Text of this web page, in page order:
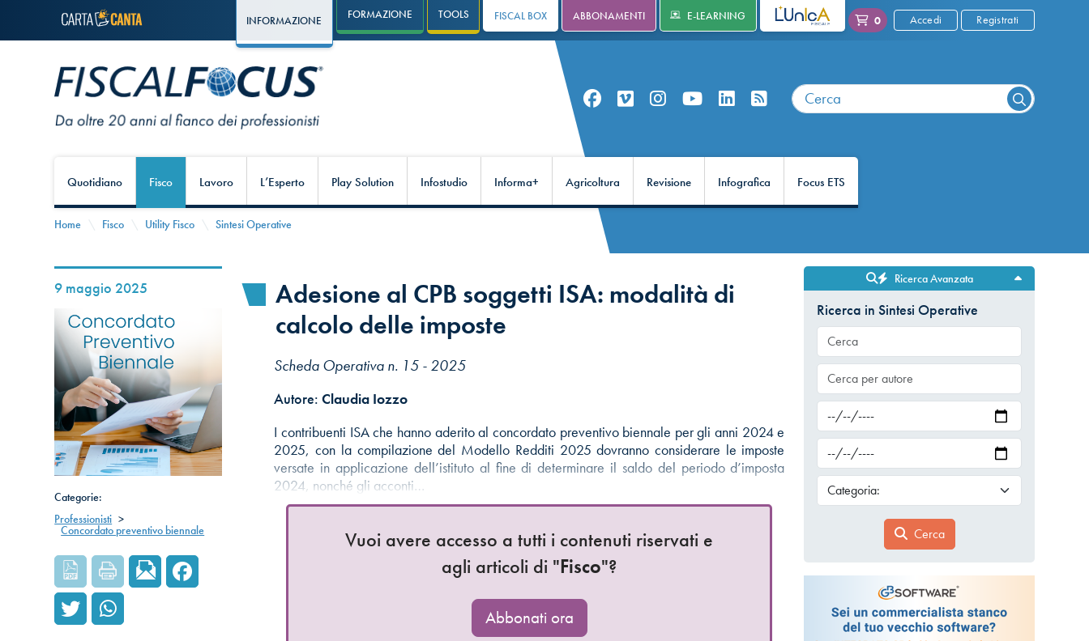
INFORMAZIONE FORMAZIONE TOOLS FISCAL BOX ABBONAMENTI E-LEARNING L'UNICA 0 Accedi Registrati
Quotidiano Fisco Lavoro L’Esperto Play Solution Infostudio Informa+ Agricoltura Revisione Infografica Focus ETS
Home Fisco Utility Fisco Sintesi Operative
9 maggio 2025
Categorie:
Professionisti >
Concordato preventivo biennale
Adesione al CPB soggetti ISA: modalità di
calcolo delle imposte
Scheda Operativa n. 15 - 2025
Autore:Claudia Iozzo
I contribuenti ISA che hanno aderito al concordato preventivo biennale per gli anni 2024 e
2025, con la compilazione del Modello Redditi 2025 dovranno considerare le imposte
versate in applicazione dell’istituto al fine di determinare il saldo del periodo d’imposta
2024, nonché gli acconti…
Vuoi avere accesso a tutti i contenuti riservati e
agli articoli di "Fisco"?
Abbonati ora
Ricerca Avanzata
Ricerca in Sintesi Operative
Cerca